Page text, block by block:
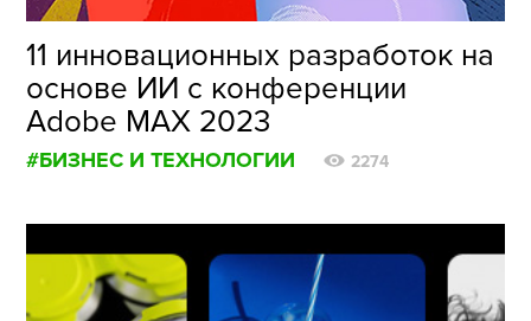
11 инновационных разработок на
основе ИИ c конференции
Adobe MAX 2023
#БИЗНЕС И ТЕХНОЛОГИИ 2274